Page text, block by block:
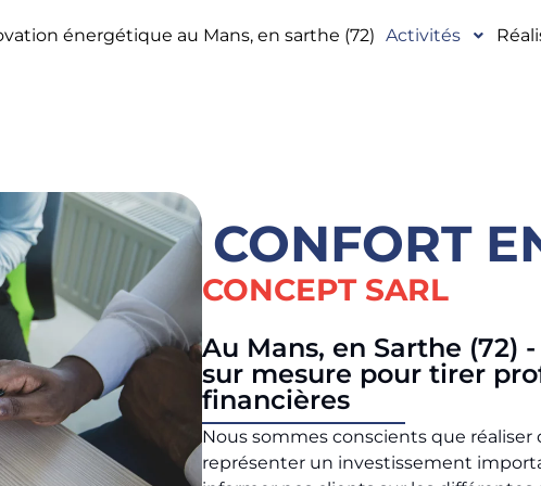
énergétique au Mans, en sarthe (72) Activités
CONFORT
CONCEPT SARL
Au Mans, en Sarthe (72)
sur mesure pour tirer
financières
Nous sommes conscients que
représenter un investissement